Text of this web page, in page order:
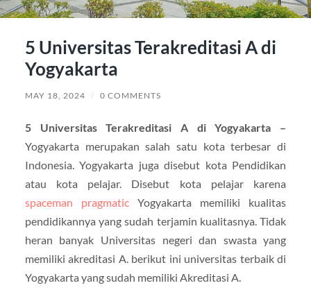
5 Universitas Terakreditasi A di
Yogyakarta
MAY 18, 2024 / 0 COMMENTS
5 Universitas Terakreditasi A di Yogyakarta –
Yogyakarta merupakan salah satu kota terbesar di
Indonesia. Yogyakarta juga disebut kota Pendidikan
atau kota pelajar. Disebut kota pelajar karena
spaceman pragmaticYogyakarta memiliki kualitas
pendidikannya yang sudah terjamin kualitasnya. Tidak
heran banyak Universitas negeri dan swasta yang
memiliki akreditasi A. berikut ini universitas terbaik di
Yogyakarta yang sudah memiliki Akreditasi A.